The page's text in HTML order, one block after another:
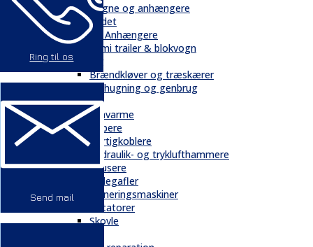
Ring til os
Send mail
Vogne og anhængere
Andet
Trailere / Anhængere
Semi trailer & blokvogn
Skovbrug
Brændkløver og træskærer
Flishugning og genbrug
Tilbehør
Gravarme
Gribere
Hurtigkoblere
Hydraulik- og tryklufthammere
Knusere
Pallegafler
Planeringsmaskiner
Rotatorer
Skovle